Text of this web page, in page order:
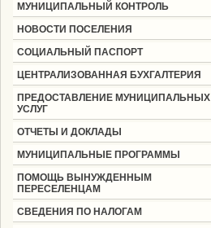
МУНИЦИПАЛЬНЫЙ КОНТРОЛЬ
НОВОСТИ ПОСЕЛЕНИЯ
СОЦИАЛЬНЫЙ ПАСПОРТ
ЦЕНТРАЛИЗОВАННАЯ БУХГАЛТЕРИЯ
ПРЕДОСТАВЛЕНИЕ МУНИЦИПАЛЬНЫХ
УСЛУГ
ОТЧЕТЫ И ДОКЛАДЫ
МУНИЦИПАЛЬНЫЕ ПРОГРАММЫ
ПОМОЩЬ ВЫНУЖДЕННЫМ
ПЕРЕСЕЛЕНЦАМ
СВЕДЕНИЯ ПО НАЛОГАМ